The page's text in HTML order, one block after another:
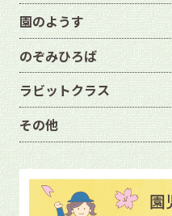
園のようす
のぞみひろば
ラビットクラス
その他